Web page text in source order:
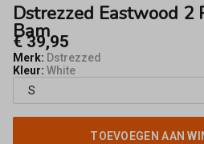
Dstrezzed Eastwood 2
Bam
€ 39,95
Merk: Dstrezzed
Kleur: White
TOEVOEGEN AAN